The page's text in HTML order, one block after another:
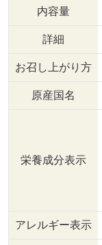
内容量
詳細
お召し上がり方
原産国名
栄養成分表示
アレルギー表示